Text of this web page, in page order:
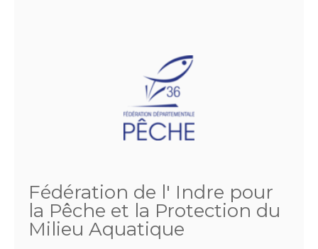
Fédération de l' Indre pour
la Pêche et la Protection du
Milieu Aquatique